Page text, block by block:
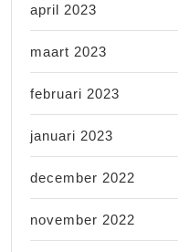
april 2023
maart 2023
februari 2023
januari 2023
december 2022
november 2022